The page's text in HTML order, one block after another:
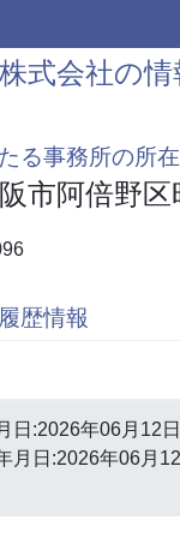
式会社の情
る事務所の所
市阿倍野
歴情報
日:2026年06月12日
月日:2026年06月